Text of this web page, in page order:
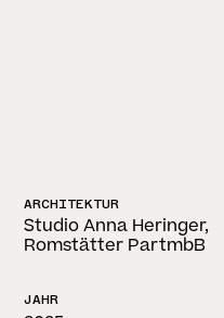
ARCHITEKTUR
Studio Anna Heringer,
Romstätter PartmbB
JAHR